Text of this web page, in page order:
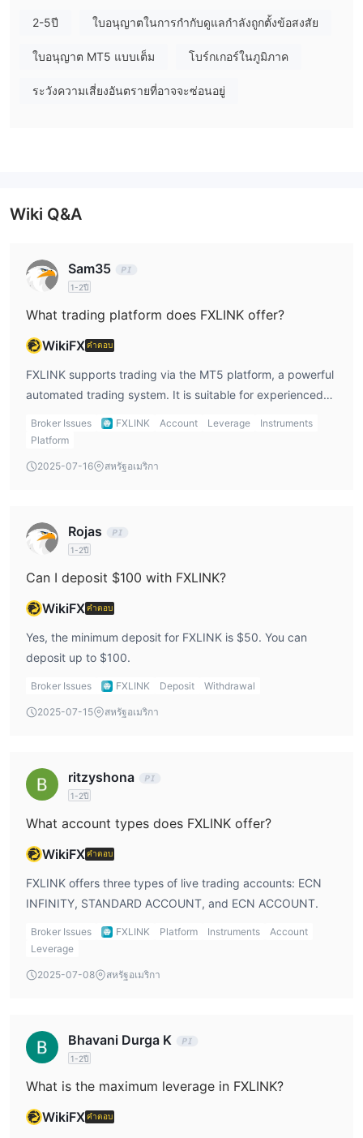
ข้อบังคับที่ถูกต้อง. โปรดระวังความเสี่ยง!
ในบทความต่อไปนี้ เราจะวิเคราะห์ลักษณะของโบรกเกอร์นี้จากแง่มุม
โปรดอ่านต่อ ในตอนท้ายของบทความ เราจะสรุปสั้น ๆ เพื่อให้คุณ
มีโบรกเกอร์ทางเลือกมากมาย FXLINK ขึ้นอยู่กับความต้องการและ
ความชอบเฉพาะของเทรดเดอร์ ตัวเลือกยอดนิยมบางอย่าง ได้แก่ :
แข่งขันได้และแพลตฟอร์มที่เป็นมิตรกับผู้ใช้ ทำให้เป็นตัวเลือกที่น่าเชื่อ
ถือสำหรับเทรดเดอร์ทุกระดับ
วินด์เซอร์โบรกเกอร์ : โบรกเกอร์ที่เป็นที่ยอมรับและมีชื่อเสียงในด้าน
บริการลูกค้าส่วนบุคคลและตราสารทางการเงินที่หลากหลาย ทำให้
เป็นตัวเลือกที่ต้องการสำหรับผู้ค้าที่ต้องการประสบการณ์การซื้อขายที่
ครอบคลุม
ฟอเร็กซ์มาร์ท
: เสนอตัวเลือกบัญชีที่สามารถเข้าถึงได้ โฮสติ้ง VPS
สำหรับทั้งผู้เริ่มต้นและผู้ซื้อขายที่มีประสบการณ์ที่กำลังมองหาสภาพ
แวดล้อมการซื้อขายที่เป็นมิตรต่อผู้ใช้และมีฟีเจอร์มากมาย
ท้ายที่สุดแล้ว โบรกเกอร์ที่ดีที่สุดสำหรับเทรดเดอร์แต่ละรายจะขึ้นอยู่
เป็น FXLINK ปลอดภัยหรือหลอกลวง？
FXLINKดูเหมือนจะทำงานโดยไม่มีกฎระเบียบที่ถูกต้องและ
(NFA หมายเลข 0538938) ถือว่าไม่ได้รับอนุญาต
นี้ทำให้เกิดความกังวลอย่างมากเกี่ยวกับความถูกต้องตามกฎหมายและ
การขาดระเบียบที่เหมาะสมหมายความว่า FXLINK อาจไม่อยู่ภายใต้
การกำกับดูแลและปฏิบัติตามแนวทางและข้อบังคับของหน่วยงาน
ทางการเงินที่มีชื่อเสียง สิ่งนี้อาจทำให้นักลงทุนมีความเสี่ยงสูงขึ้นและ
เพิ่มโอกาสของการฉ้อโกง
ละเว้นจากการมีส่วนร่วมกับหน่วยงานทางการเงินที่ไม่มีการควบคุม
เนื่องจากอาจก่อให้เกิดความเสี่ยงอย่างมากต่อเงินทุนและข้อมูลส่วน
เพื่อความปลอดภัยและความมั่นคงในการทำธุรกรรมทางการเงินและ
การลงทุนของคุณ ขอแนะนำให้ทำงานร่วมกับโบรกเกอร์หรือสถาบัน
ตรวจสอบใบอนุญาตที่ถูกต้อง และอ่านบทวิจารณ์ของลูกค้าก่อนที่จะ
ติดต่อกับผู้ให้บริการทางการเงินใดๆ ขอคำแนะนำจากผู้เชี่ยวชาญด้าน
การเงินที่เชื่อถือได้เพื่อป้องกันตัวคุณเองจากการหลอกลวงและแผนการ
ฉ้อโกงที่อาจเกิดขึ้น
ถึงผลิตภัณฑ์ทางการเงินมากกว่า 2,000 รายการ เดอะ
ตลาดให้เทรดเดอร์เข้าร่วมในการซื้อขายคู่สกุลเงินและใช้ประโยชน์
ดัชนีทำให้ผู้ซื้อขายสามารถคาดเดาประสิทธิภาพโดยรวมของส่วน
ตลาดเฉพาะได้US-หุ้น
2-5ปี ใบอนุญาตในการกำกับดูแลกำลังถูกตั้งข้อสงสัย
ใบอนุญาต MT5 แบบเต็ม โบร์กเกอร์ในภูมิภาค
ระวังความเสี่ยงอันตรายที่อาจจะซ่อนอยู่
Wiki Q&A
Sam35
1-2ปี
What trading platform does FXLINK offer?
WikiFXคำตอบ
FXLINK supports trading via the MT5 platform, a powerful
automated trading system. It is suitable for experienced
Broker Issues FXLINK Account Leverage
Instruments
Platform
2025-07-16 สหรัฐอเมริกา
Rojas
1-2ปี
Can I deposit $100 with FXLINK?
WikiFXคำตอบ
Yes, the minimum deposit for FXLINK is $50. You can
deposit up to $100.
Broker Issues FXLINK Deposit Withdrawal
2025-07-15 สหรัฐอเมริกา
ritzyshona
1-2ปี
What account types does FXLINK offer?
WikiFXคำตอบ
FXLINK offers three types of live trading accounts: ECN
INFINITY, STANDARD ACCOUNT, and ECN ACCOUNT.
Broker Issues FXLINK Platform Instruments
Account
Leverage
2025-07-08 สหรัฐอเมริกา
Bhavani Durga K
1-2ปี
What is the maximum leverage in FXLINK?
WikiFXคำตอบ